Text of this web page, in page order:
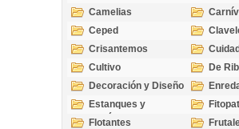
Camelias
Ceped
Crisantemos
Cultivo
De
Decoración y Diseño
Estanques y
Acuáticas
Flotantes